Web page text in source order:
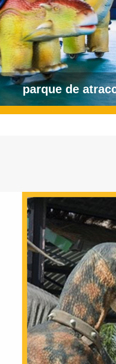
parque de